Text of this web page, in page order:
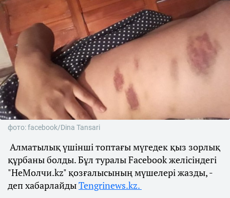
фото: facebook/Dina Tansari
Алматылық үшінші топтағы мүгедек қыз зорлық
құрбаны болды. Бұл туралы Facebook желісіндегі
"НеМолчи.kz" қозғалысының мүшелері жазды, -
деп хабарлайдыTengrinews.kz.